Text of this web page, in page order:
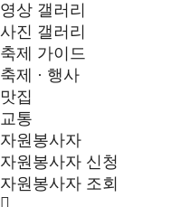
영상 갤러리
사진 갤러리
축제 가이드
축제 · 행사
맛집
교통
자원봉사자
자원봉사자 신청
자원봉사자 조회